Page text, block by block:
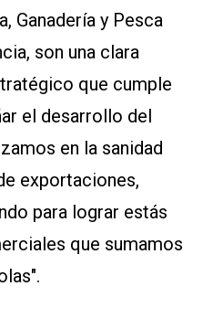
Ganadería y Pesca
son una clara
que cumple
el desarrollo del
en la sanidad
exportaciones,
para lograr estás
que sumamos